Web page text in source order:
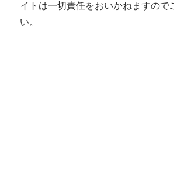
イトは一切責任をおいかねますので
い。